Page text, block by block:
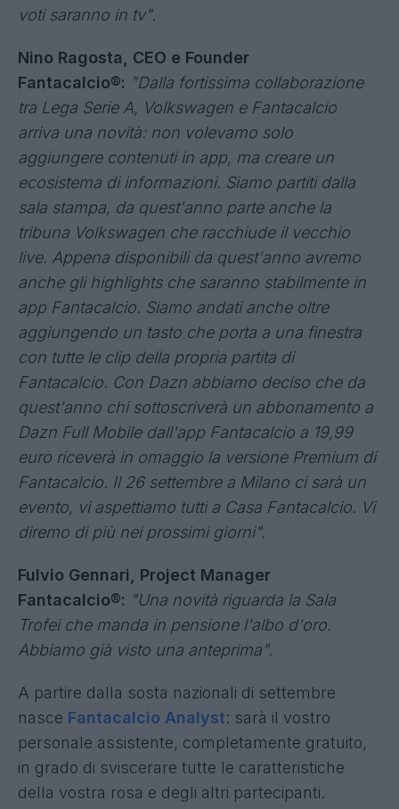
voti saranno in tv".
Nino Ragosta, CEO e Founder
Fantacalcio®: "Dalla fortissima collaborazione
tra Lega Serie A, Volkswagen e Fantacalcio
arriva una novità: non volevamo solo
aggiungere contenuti in app, ma creare un
ecosistema di informazioni. Siamo partiti dalla
sala stampa, da quest'anno parte anche la
tribuna Volkswagen che racchiude il vecchio
live. Appena disponibili da quest'anno avremo
anche gli highlights che saranno stabilmente in
app Fantacalcio. Siamo andati anche oltre
aggiungendo un tasto che porta a una finestra
con tutte le clip della propria partita di
Fantacalcio. Con Dazn abbiamo deciso che da
quest'anno chi sottoscriverà un abbonamento a
Dazn Full Mobile dall'app Fantacalcio a 19,99
euro riceverà in omaggio la versione Premium di
Fantacalcio. Il 26 settembre a Milano ci sarà un
evento, vi aspettiamo tutti a Casa Fantacalcio. Vi
diremo di più nei prossimi giorni".
Fulvio Gennari, Project Manager
Fantacalcio®: "Una novità riguarda la Sala
Trofei che manda in pensione l'albo d'oro.
Abbiamo già visto una anteprima".
A partire dalla sosta nazionali di settembre
nasce Fantacalcio Analyst: sarà il vostro
personale assistente, completamente gratuito,
in grado di sviscerare tutte le caratteristiche
della vostra rosa e degli altri partecipanti.